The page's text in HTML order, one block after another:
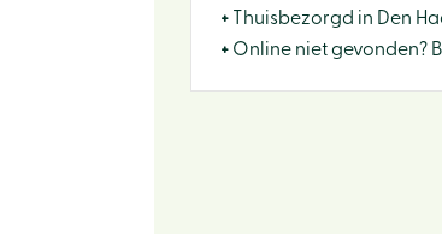
+ Thuisbezorgd in Den
+ Online niet gevonden?